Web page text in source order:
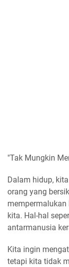
"Tak Mungkin
Dalam hidup,
orang yang
mempermalukan
kita. Hal-hal
antarmanusia
Kita ingin
tetapi kita tidak